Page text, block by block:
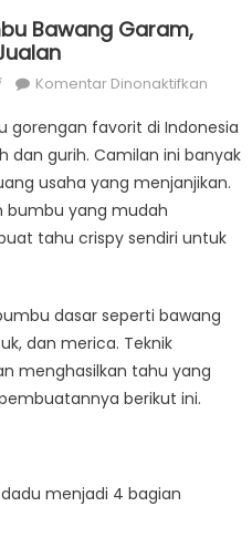
Bawang Garam,
Komentar Dinonaktifkanpada
Tahu
Crispy
untuk
gorengan favorit di Indonesia
dan gurih. Camilan ini banyak
usaha yang menjanjikan.
bumbu yang mudah
tahu crispy sendiri untuk
dasar seperti bawang
dan merica. Teknik
menghasilkan tahu yang
berikut ini.
menjadi 4 bagian